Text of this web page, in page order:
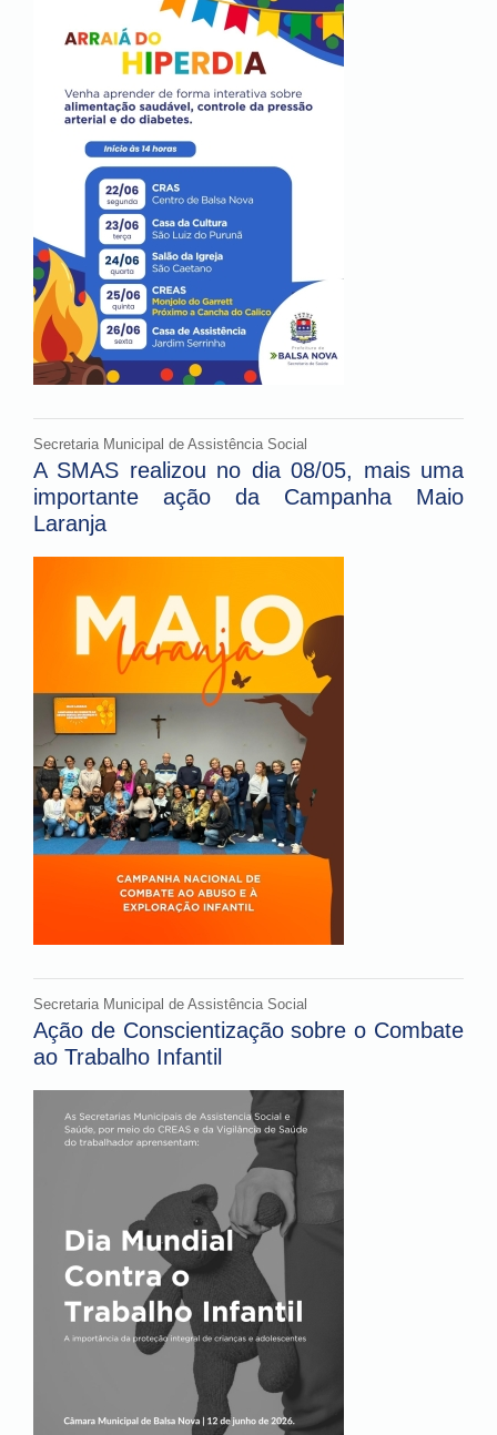
Secretaria Municipal de Assistência Social
A SMAS realizou no dia 08/05, mais uma
importante ação da Campanha Maio
Laranja
Secretaria Municipal de Assistência Social
Ação de Conscientização sobre o Combate
ao Trabalho Infantil